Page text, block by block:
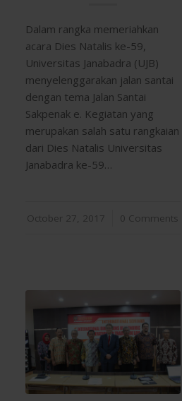
Dalam rangka memeriahkan
acara Dies Natalis ke-59,
Universitas Janabadra (UJB)
menyelenggarakan jalan santai
dengan tema Jalan Santai
Sakpenak e. Kegiatan yang
merupakan salah satu rangkaian
dari Dies Natalis Universitas
Janabadra ke-59…
October 27, 2017
/ 0 Comments